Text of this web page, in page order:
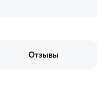
Отзывы